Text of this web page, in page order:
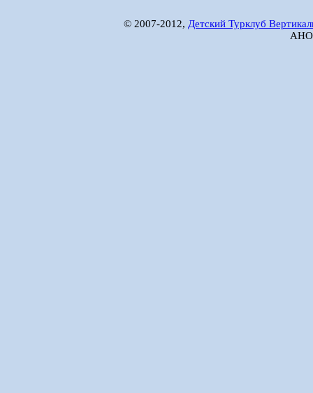
© 2007-2012, Детский Турклуб
АНО